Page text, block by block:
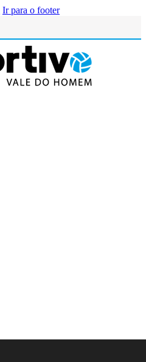
Ir para o footer